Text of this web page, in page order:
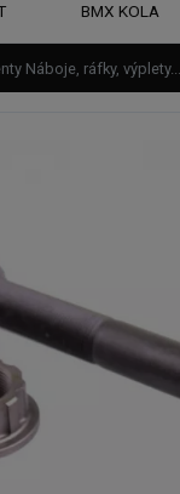
BMX KOLA
Náboje, ráfky, výplety...